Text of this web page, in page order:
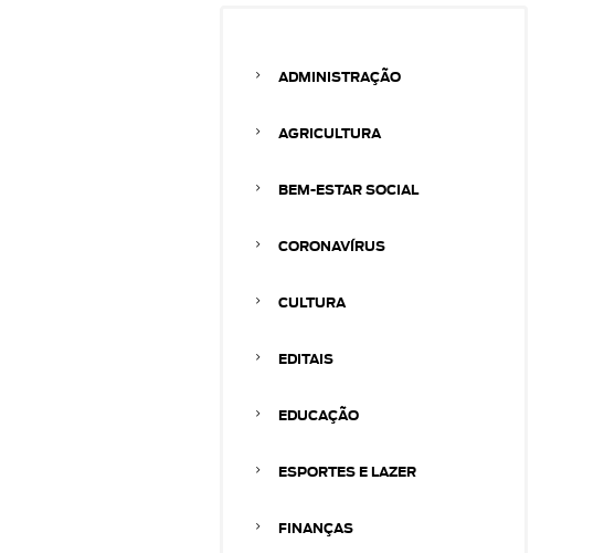
ADMINISTRAÇÃO
AGRICULTURA
BEM-ESTAR SOCIAL
CORONAVÍRUS
CULTURA
EDITAIS
EDUCAÇÃO
ESPORTES E LAZER
FINANÇAS